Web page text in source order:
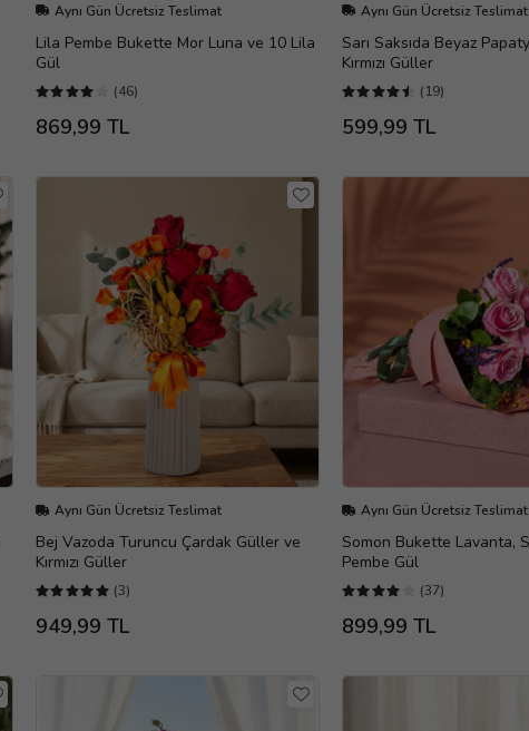
Aynı Gün Ücretsiz Teslimat
Lila Pembe Bukette Mor Luna ve 10 Lila
Gül
(46)
869,99 TL
Aynı Gün Ücretsiz Teslimat
Sarı Saksıda Beyaz
Kırmızı Güller
(19)
599,99 TL
Aynı Gün Ücretsiz Teslimat
Bej Vazoda Turuncu Çardak Güller ve
Kırmızı Güller
(3)
949,99 TL
Aynı Gün Ücretsiz Teslimat
Somon Bukette Lavanta,
Pembe Gül
(37)
899,99 TL